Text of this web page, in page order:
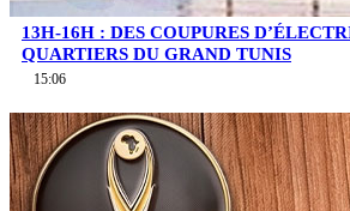
13H-16H : DES COUPURES
QUARTIERS DU GRAND TUNIS
15:06